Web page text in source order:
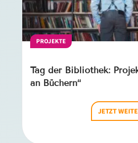
PROJEKTE
Tag der Bibliothek:
an Büchern“
JETZT